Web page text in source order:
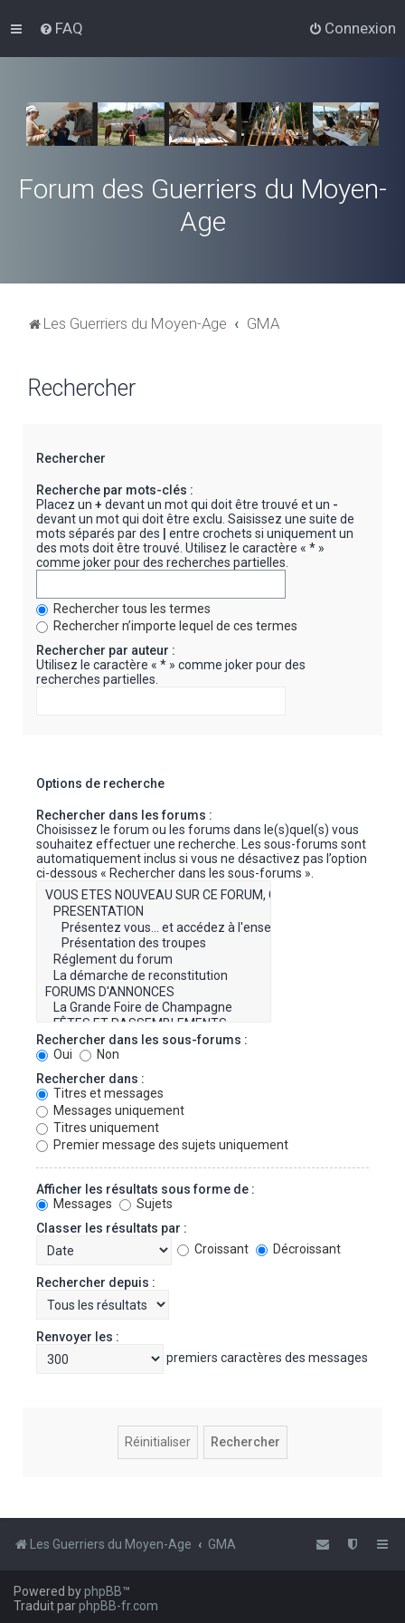
FAQ Connexion
Forum des Guerriers du Moyen-
Age
Les Guerriers du Moyen-Age GMA
Rechercher
Rechercher
Recherche par mots-clés :
Placez un + devant un mot qui doit être trouvé et un -
devant un mot qui doit être exclu. Saisissez une suite de
mots séparés par des
entre crochets si uniquement un
des mots doit être trouvé. Utilisez le caractère « * »
comme joker pour des recherches partielles.
Rechercher tous les termes
Rechercher n’importe lequel de ces termes
Rechercher par auteur :
Utilisez le caractère « * » comme joker pour des
recherches partielles.
Options de recherche
Rechercher dans les forums :
Choisissez le forum ou les forums dans le(s)quel(s) vous
souhaitez effectuer une recherche. Les sous-forums sont
automatiquement inclus si vous ne désactivez pas l’option
ci-dessous « Rechercher dans les sous-forums ».
Rechercher dans les sous-forums :
Oui
Non
Rechercher dans :
Titres et messages
Messages uniquement
Titres uniquement
Premier message des sujets uniquement
Afficher les résultats sous forme de :
Messages
Sujets
Classer les résultats par :
Croissant
Décroissant
Rechercher depuis :
Renvoyer les :
premiers caractères des messages
Les Guerriers du Moyen-Age GMA
Powered byphpBB™
Traduit parphpBB-fr.com